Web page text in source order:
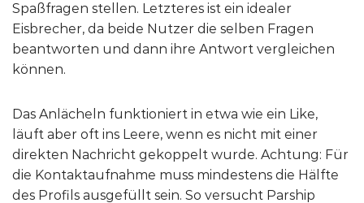
Spaßfragen stellen. Letzteres ist ein idealer
Eisbrecher, da beide Nutzer die selben Fragen
beantworten und dann ihre Antwort vergleichen
können.
Das Anlächeln funktioniert in etwa wie ein Like,
läuft aber oft ins Leere, wenn es nicht mit einer
direkten Nachricht gekoppelt wurde. Achtung: Für
die Kontaktaufnahme muss mindestens die Hälfte
des Profils ausgefüllt sein. So versucht Parship